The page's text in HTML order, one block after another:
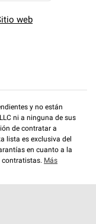
web
y no están
ni a ninguna de sus
de contratar a
lista es exclusiva del
en cuanto a la
contratistas. Más